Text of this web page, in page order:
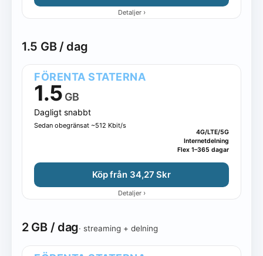
Detaljer ›
1.5 GB / dag
FÖRENTA STATERNA
1.5 GB
Dagligt snabbt
Sedan obegränsat ~512 Kbit/s
4G/LTE/5G
Internetdelning
Flex 1–365 dagar
Köp från 34,27 Skr
Detaljer ›
2 GB / dag· streaming + delning